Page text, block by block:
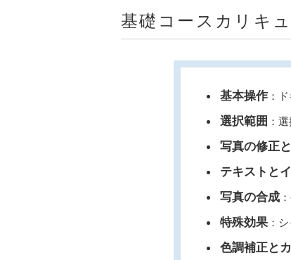
基礎コースカリキ
基本操作：ド
選択範囲 ：
写真の修正
テキストと
写真の合成
特殊効果：シ
色調補正と